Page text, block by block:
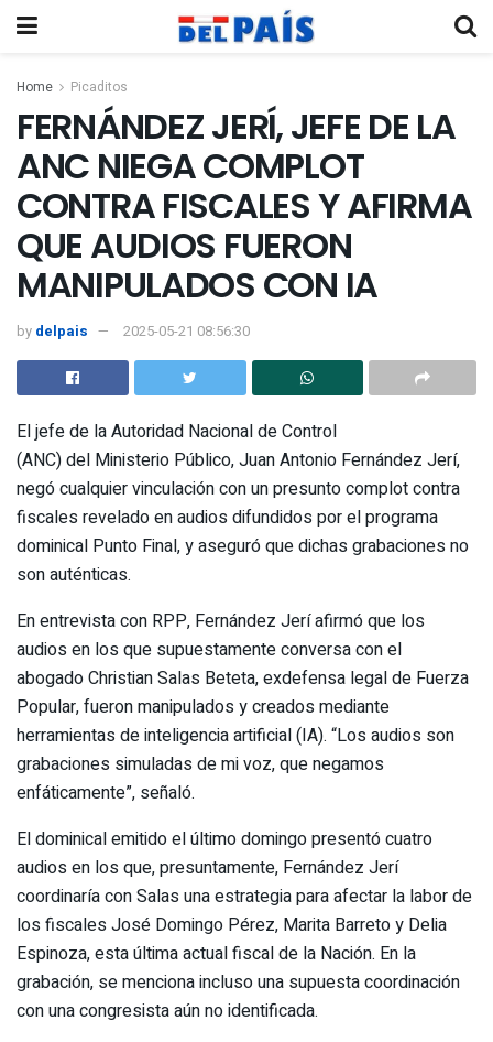
Home Picaditos
FERNÁNDEZ JERÍ, JEFE DE LA
ANC NIEGA COMPLOT
CONTRA FISCALES Y AFIRMA
QUE AUDIOS FUERON
MANIPULADOS CON IA
by delpais 2025-05-21 08:56:30
El jefe de la Autoridad Nacional de Control
(ANC) del Ministerio Público, Juan Antonio Fernández Jerí,
negó cualquier vinculación con un presunto complot contra
fiscales revelado en audios difundidos por el programa
dominical Punto Final, y aseguró que dichas grabaciones no
son auténticas.
En entrevista con RPP, Fernández Jerí afirmó que los
audios en los que supuestamente conversa con el
abogado Christian Salas Beteta, exdefensa legal de Fuerza
Popular, fueron manipulados y creados mediante
herramientas de inteligencia artificial (IA). “Los audios son
grabaciones simuladas de mi voz, que negamos
enfáticamente”, señaló.
El dominical emitido el último domingo presentó cuatro
audios en los que, presuntamente, Fernández Jerí
coordinaría con Salas una estrategia para afectar la labor de
los fiscales José Domingo Pérez, Marita Barreto y Delia
Espinoza, esta última actual fiscal de la Nación. En la
grabación, se menciona incluso una supuesta coordinación
con una congresista aún no identificada.